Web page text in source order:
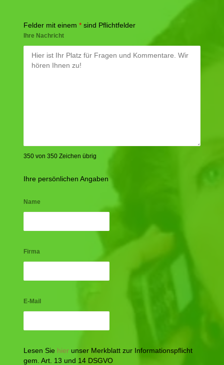
Felder mit einem * sind Pflichtfelder
Ihre Nachricht
350 von 350 Zeichen übrig
Ihre persönlichen Angaben
Name
Firma
E-Mail
Lesen Sie hier unser Merkblatt zur Informationspflicht
gem. Art. 13 und 14 DSGVO